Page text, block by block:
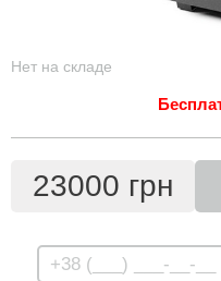
Нет на складе
23000 грн